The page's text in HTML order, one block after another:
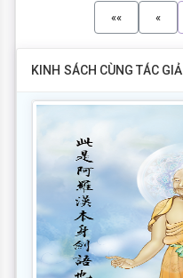
«« «
KINH SÁCH CÙNG TÁC GIẢ